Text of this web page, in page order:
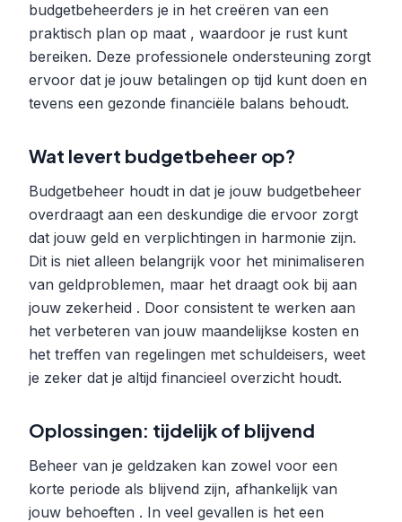
budgetbeheerders je in het creëren van een
praktisch plan op maat , waardoor je rust kunt
bereiken. Deze professionele ondersteuning zorgt
ervoor dat je jouw betalingen op tijd kunt doen en
tevens een gezonde financiële balans behoudt.
Wat levert budgetbeheer op?
Budgetbeheer houdt in dat je jouw budgetbeheer
overdraagt aan een deskundige die ervoor zorgt
dat jouw geld en verplichtingen in harmonie zijn.
Dit is niet alleen belangrijk voor het minimaliseren
van geldproblemen, maar het draagt ook bij aan
jouw zekerheid . Door consistent te werken aan
het verbeteren van jouw maandelijkse kosten en
het treffen van regelingen met schuldeisers, weet
je zeker dat je altijd financieel overzicht houdt.
Oplossingen: tijdelijk of blijvend
Beheer van je geldzaken kan zowel voor een
korte periode als blijvend zijn, afhankelijk van
jouw behoeften . In veel gevallen is het een